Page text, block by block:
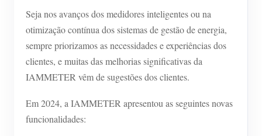
Seja nos avanços dos medidores inteligentes ou na
otimização contínua dos sistemas de gestão de energia,
sempre priorizamos as necessidades e experiências dos
clientes, e muitas das melhorias significativas da
IAMMETER vêm de sugestões dos clientes.
Em 2024, a IAMMETER apresentou as seguintes novas
funcionalidades: